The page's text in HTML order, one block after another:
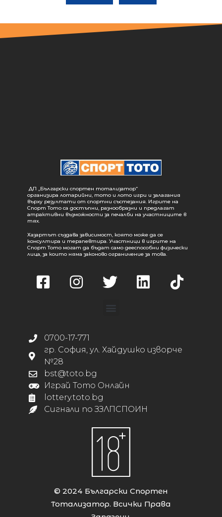
ДП „Български спортен тотализатор“
организира лотарийни, тото и лото игри и залагания
върху резултати от спортни състезания. Игрите на
Спорт Тото са достъпни, разнообразни и предлагат
атрактивни възможности за печалби на участниците в
тях.
Хазартът създава зависимост, която може да се
консултира и терапевтира. Участници в игрите на
Спорт Тото могат да бъдат само дееспособни физически
лица, за които няма законово ограничение за това.
0700-17-771
гр. София, ул. Хайдушко изворче
№28
bst@toto.bg
Играй Тото Онлайн
lottery.toto.bg
Сигнали по ЗЗЛПСПОИН
© 2024 Български Спортен
Тотализатор. Всички Права